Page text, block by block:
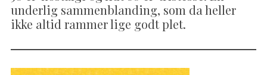
underlig sammenblanding, som da heller
ikke altid rammer lige godt plet.